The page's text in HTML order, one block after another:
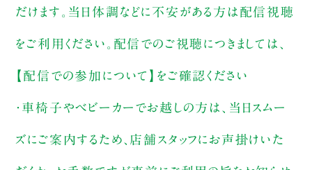
だけます。当日体調などに不安がある方は配信視聴
をご利用ください。配信でのご視聴につきましては、
【配信での参加について】をご確認ください
・車椅子やベビーカーでお越しの方は、当日スムー
ズにご案内するため、店舗スタッフにお声掛けいた